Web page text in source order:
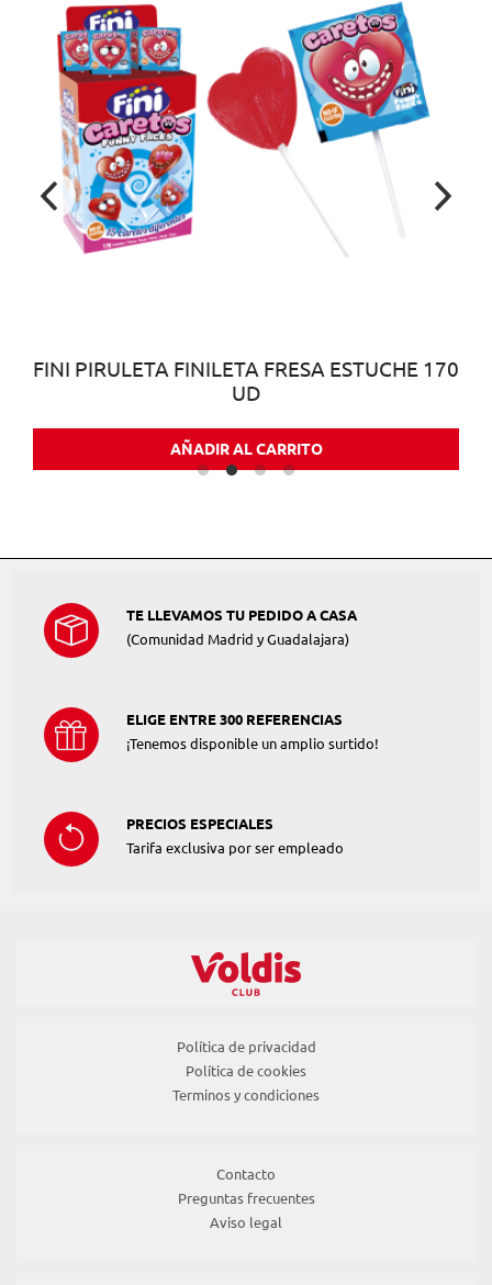
FINI PIRULETA FINILETA FRESA ESTUCHE 170
UD
AÑADIR AL CARRITO
TE LLEVAMOS TU PEDIDO A CASA
(Comunidad Madrid y Guadalajara)
ELIGE ENTRE 300 REFERENCIAS
¡Tenemos disponible un amplio surtido!
PRECIOS ESPECIALES
Tarifa exclusiva por ser empleado
Política de privacidad
Política de cookies
Terminos y condiciones
Contacto
Preguntas frecuentes
Aviso legal